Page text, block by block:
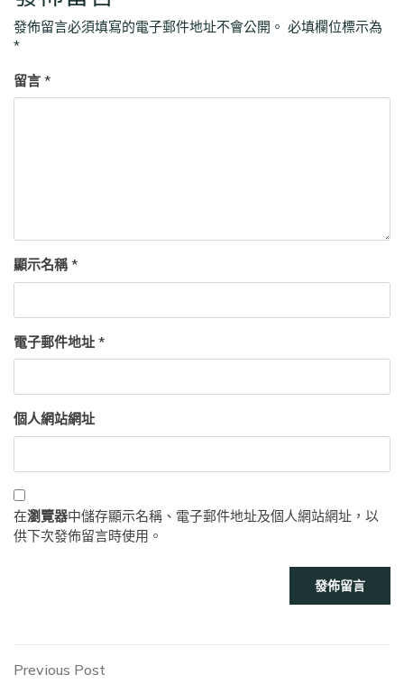
發佈留言必須填寫的電子郵件地址不會公開。 必填欄位標示為
*
留言 *
顯示名稱*
電子郵件地址 *
個人網站網址
在瀏覽器中儲存顯示名稱、電子郵件地址及個人網站網址，以
供下次發佈留言時使用。
文
Previous
Previous Post